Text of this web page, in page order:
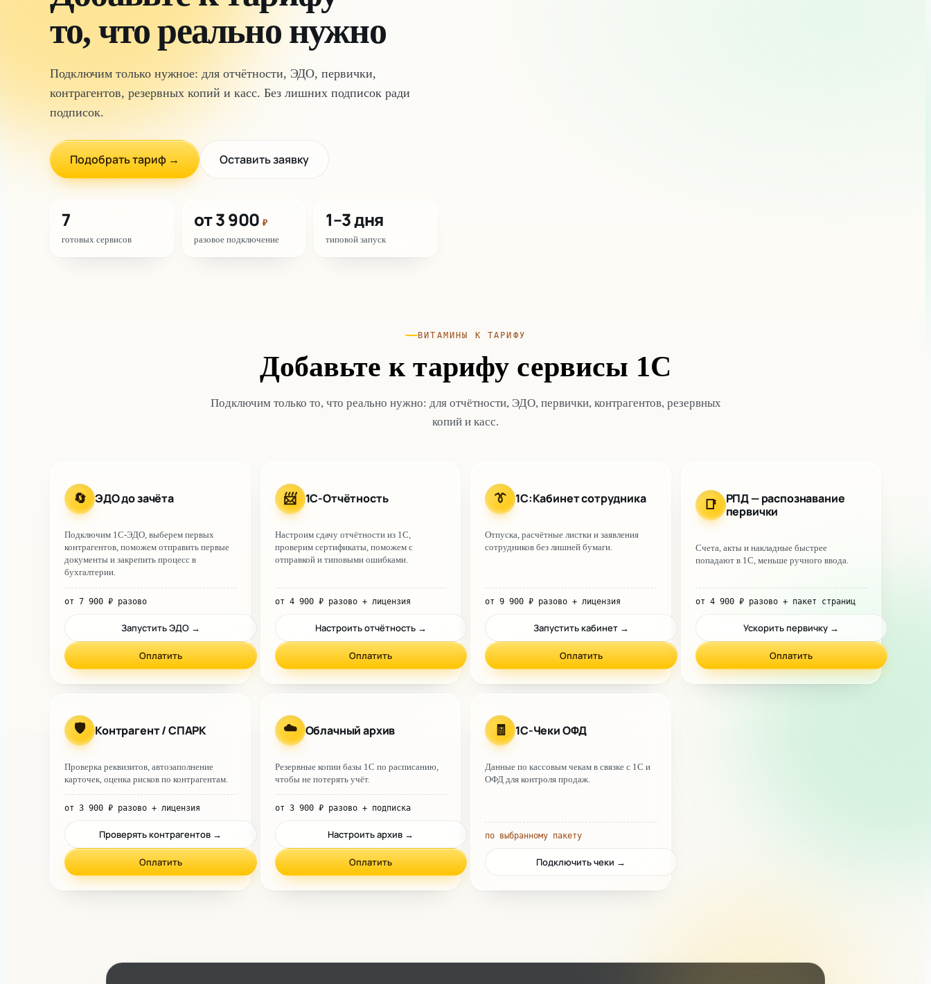
то, что реально нужно
Подключим только нужное: для отчётности, ЭДО, первички,
контрагентов, резервных копий и касс. Без лишних подписок ради
подписок.
Подобрать тариф → Оставить заявку
7
готовых сервисов
от 3 900 ₽
разовое подключение
1–3 дня
типовой запуск
ВИТАМИНЫ К ТАРИФУ
Добавьте к тарифу сервисы 1С
Подключим только то, что реально нужно: для отчётности, ЭДО, первички, контрагентов, резервных
копий и касс.
🔄 ЭДО до зачёта
Подключим 1С-ЭДО, выберем первых
контрагентов, поможем отправить первые
документы и закрепить процесс в
бухгалтерии.
от 7 900 ₽ разово
Запустить ЭДО→
Оплатить
📨 1С-Отчётность
Настроим сдачу отчётности из 1С,
проверим сертификаты, поможем с
отправкой и типовыми ошибками.
от 4 900 ₽ разово+ лицензия
Настроить отчётность→
Оплатить
👔 1С:Кабинет сотрудника
Отпуска, расчётные листки и заявления
сотрудников без лишней бумаги.
от 9 900 ₽ разово + лицензия
Запустить кабинет→
Оплатить
📑
РПД — распознавание
первички
Счета, акты и накладные быстрее
попадают в 1С, меньше ручного ввода.
от 4 900 ₽ разово+ пакет страниц
Ускорить первичку →
Оплатить
🛡️ Контрагент / СПАРК
Проверка реквизитов, автозаполнение
карточек, оценка рисков по контрагентам.
от 3 900 ₽ разово + лицензия
Проверять контрагентов →
Оплатить
☁️ Облачный архив
Резервные копии базы 1С по расписанию,
чтобы не потерять учёт.
от 3 900 ₽ разово+ подписка
Настроить архив →
Оплатить
🧾 1С-Чеки ОФД
Данные по кассовым чекам в связке с 1С и
ОФД для контроля продаж.
по выбранному пакету
Подключить чеки →